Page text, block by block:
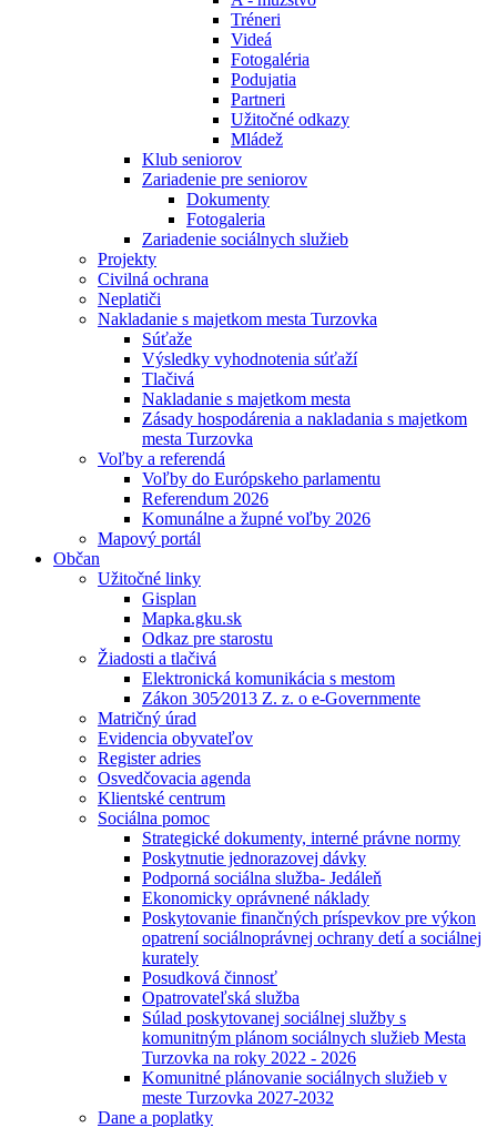
Tréneri
Videá
Fotogaléria
Podujatia
Partneri
Užitočné odkazy
Mládež
Klub seniorov
Zariadenie pre seniorov
Dokumenty
Fotogaleria
Zariadenie sociálnych služieb
Projekty
Civilná ochrana
Neplatiči
Nakladanie s majetkom mesta Turzovka
Súťaže
Výsledky vyhodnotenia súťaží
Tlačivá
Nakladanie s majetkom mesta
Zásady hospodárenia a nakladania s majetkom
mesta Turzovka
Voľby a referendá
Voľby do Európskeho parlamentu
Referendum 2026
Komunálne a župné voľby 2026
Mapový portál
Občan
Užitočné linky
Gisplan
Mapka.gku.sk
Odkaz pre starostu
Žiadosti a tlačivá
Elektronická komunikácia s mestom
Zákon 305⁄2013 Z. z. o e-Governmente
Matričný úrad
Evidencia obyvateľov
Register adries
Osvedčovacia agenda
Klientské centrum
Sociálna pomoc
Strategické dokumenty, interné právne normy
Poskytnutie jednorazovej dávky
Podporná sociálna služba- Jedáleň
Ekonomicky oprávnené náklady
Poskytovanie finančných príspevkov pre výkon
opatrení sociálnoprávnej ochrany detí a sociálnej
kurately
Posudková činnosť
Opatrovateľská služba
Súlad poskytovanej sociálnej služby s
komunitným plánom sociálnych služieb Mesta
Turzovka na roky 2022 - 2026
Komunitné plánovanie sociálnych služieb v
meste Turzovka 2027-2032
Dane a poplatky